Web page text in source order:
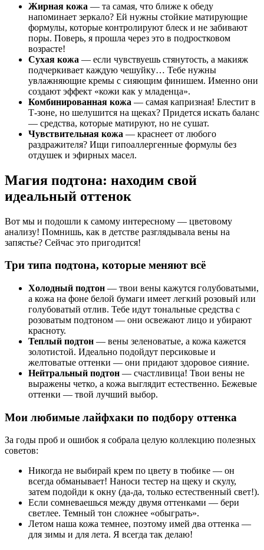
Жирная кожа — та самая, что ближе к обеду
напоминает зеркало? Ей нужны стойкие матирующие
формулы, которые контролируют блеск и не забивают
поры. Поверь, я прошла через это в подростковом
возрасте!
Сухая кожа — если чувствуешь стянутость, а макияж
подчеркивает каждую чешуйку… Тебе нужны
увлажняющие кремы с сияющим финишем. Именно они
создают эффект «кожи как у младенца».
Комбинированная кожа — самая капризная! Блестит в
Т-зоне, но шелушится на щеках? Придется искать баланс
— средства, которые матируют, но не сушат.
Чувствительная кожа — краснеет от любого
раздражителя? Ищи гипоаллергенные формулы без
отдушек и эфирных масел.
Магия подтона: находим свой
идеальный оттенок
Вот мы и подошли к самому интересному — цветовому
анализу! Помнишь, как в детстве разглядывала вены на
запястье? Сейчас это пригодится!
Три типа подтона, которые меняют всё
Холодный подтон — твои вены кажутся голубоватыми,
а кожа на фоне белой бумаги имеет легкий розовый или
голубоватый отлив. Тебе идут тональные средства с
розоватым подтоном — они освежают лицо и убирают
красноту.
Теплый подтон — вены зеленоватые, а кожа кажется
золотистой. Идеально подойдут персиковые и
желтоватые оттенки — они придают здоровое сияние.
Нейтральный подтон — счастливица! Твои вены не
выражены четко, а кожа выглядит естественно. Бежевые
оттенки — твой лучший выбор.
Мои любимые лайфхаки по подбору оттенка
За годы проб и ошибок я собрала целую коллекцию полезных
советов:
Никогда не выбирай крем по цвету в тюбике — он
всегда обманывает! Наноси тестер на щеку и скулу,
затем подойди к окну (да-да, только естественный свет!).
Если сомневаешься между двумя оттенками — бери
светлее. Темный тон сложнее «обыграть».
Летом наша кожа темнее, поэтому имей два оттенка —
для зимы и для лета. Я всегда так делаю!